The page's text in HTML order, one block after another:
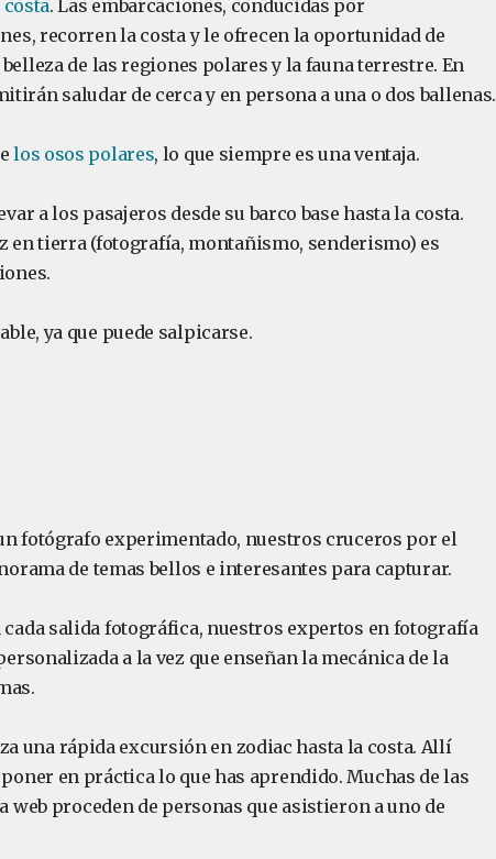
. Las embarcaciones, conducidas por
recorren la costa y le ofrecen la oportunidad de
de las regiones polares y la fauna terrestre. En
saludar de cerca y en persona a una o dos ballenas.
los osos polares, lo que siempre es una ventaja.
a los pasajeros desde su barco base hasta la costa.
en tierra (fotografía, montañismo, senderismo) es
ya que puede salpicarse.
fotógrafo experimentado, nuestros cruceros por el
de temas bellos e interesantes para capturar.
salida fotográfica, nuestros expertos en fotografía
a la vez que enseñan la mecánica de la
una rápida excursión en zodiac hasta la costa. Allí
en práctica lo que has aprendido. Muchas de las
web proceden de personas que asistieron a uno de